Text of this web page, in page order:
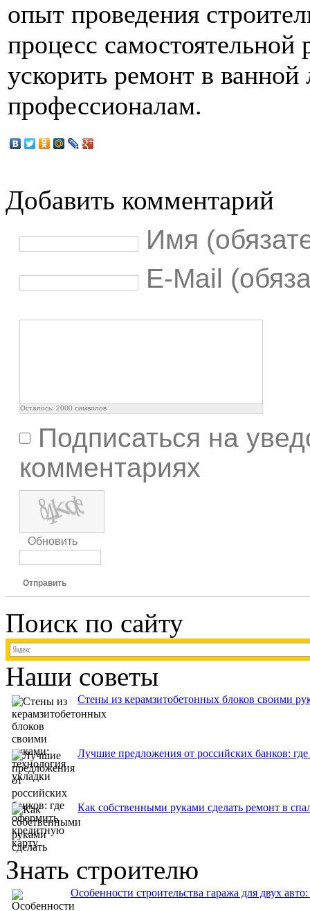
опыт проведения
процесс
ускорить ремонт в
профессионалам.
Добавить комментарий
Имя
E-Mail
Осталось: 2000 символов
Подписаться на
комментариях
Обновить
Отправить
Поиск по сайту
Наши советы
Стены из керамзитобетонных блоков своими
Лучшие предложения от российских банков:
Как собственными руками сделать ремонт в
Знать строителю
Особенности строительства гаража для двух